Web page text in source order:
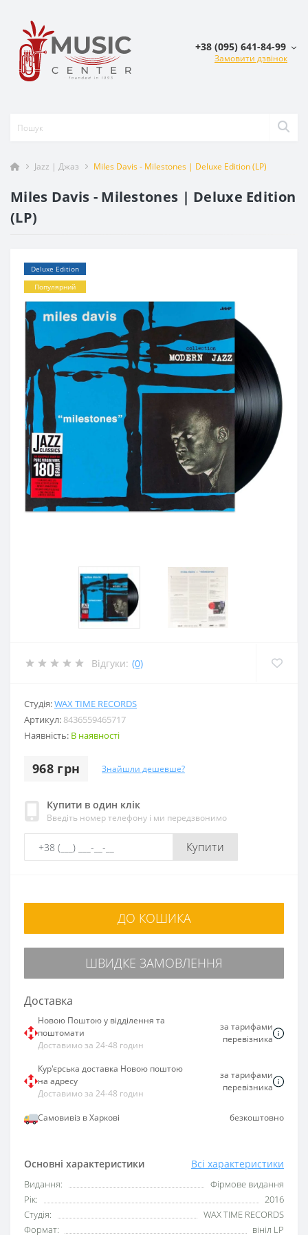
+38 (095) 641-84-99
Замовити дзвінок
Jazz | Джаз Miles Davis - Milestones | Deluxe Edition (LP)
Miles Davis - Milestones | Deluxe Edition
(LP)
Deluxe Edition
Популярний
Відгуки: (0)
Студія:WAX TIME RECORDS
Артикул: 8436559465717
Наявність: В наявності
968 грн Знайшли дешевше?
Купити в один клік
Введіть номер телефону і ми передзвонимо
Купити
Основні характеристики Всі характеристики
Видання:
Фірмове видання
Рік:
2016
Студія:
WAX TIME RECORDS
Формат:
вініл LP
ДО КОШИКА
ШВИДКЕ ЗАМОВЛЕННЯ
Доставка
Новою Поштою у відділення та
поштомати
Доставимо за 24-48 годин
за тарифами
перевізника
Кур'єрська доставка Новою поштою
на адресу
Доставимо за 24-48 годин
за тарифами
перевізника
Самовивіз в Харкові безкоштовно